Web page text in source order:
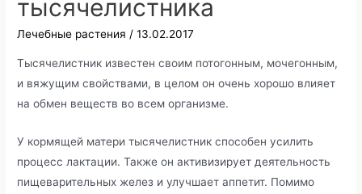
тысячелистника
Лечебные растения /13.02.2017
Тысячелистник известен своим потогонным, мочегонным,
и вяжущим свойствами, в целом он очень хорошо влияет
на обмен веществ во всем организме.
У кормящей матери тысячелистник способен усилить
процесс лактации. Также он активизирует деятельность
пищеварительных желез и улучшает аппетит. Помимо